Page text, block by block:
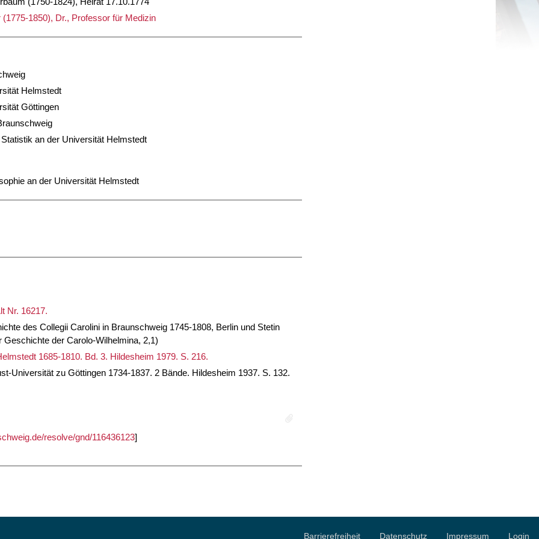
1850), Dr., Professor für Medizin
Helmstedt
Göttingen
an der Universität Helmstedt
an der Universität Helmstedt
Nr. 16217.
des Collegii Carolini in Braunschweig 1745-1808, Berlin und Stetin
der Carolo-Wilhelmina, 2,1)
1685-1810. Bd. 3. Hildesheim 1979. S. 216.
Universität zu Göttingen 1734-1837. 2 Bände. Hildesheim 1937. S. 132.
resolve/gnd/116436123]
Barrierefreiheit Datenschutz Impressum Login